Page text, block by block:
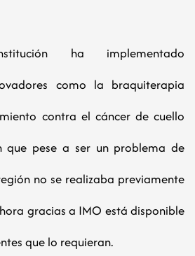
ha implementado
como la braquiterapia
contra el cáncer de cuello
que pese a ser un problema de
no se realizaba previamente
gracias a IMO está disponible
que lo requieran.